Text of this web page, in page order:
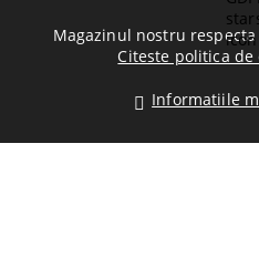
Magazinul nostru respecta
Citeste politica
Informatiile